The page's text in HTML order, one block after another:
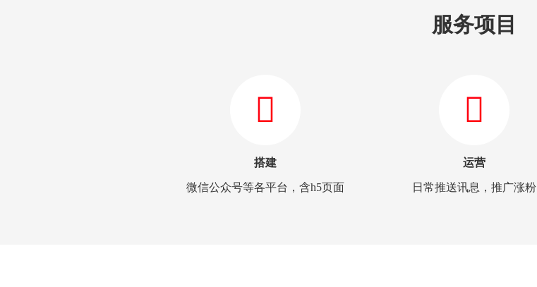
服务项目
搭建
微信公众号等各平台，含h5页面
运营
日常推送讯息，推广涨粉